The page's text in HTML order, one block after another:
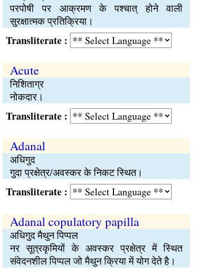
परपोषी पर आक्रमण के पश्चात् होने वाली
सुरक्षात्मक प्रतिक्रिया।
:
Acute
निशिताग्र
नोकदार।
:
Adanal
अधिगुद
गुदा प्रक्षेत्र/अवस्कर के निकट स्थित।
:
Adanal copulatory papilla
अधिगुद मैथुन पिप्पल
नर सूत्रकृमियों के अवस्कर प्रक्षेत्र में स्थित
संवेदनशील पिप्पल जो मैथुन क्रिया में योग देते है।